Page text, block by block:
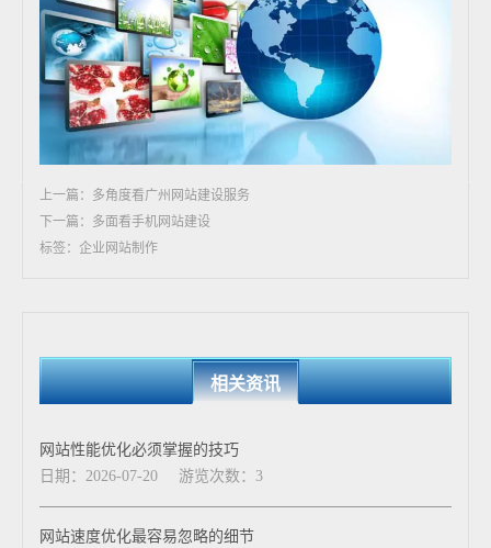
上一篇：多角度看广州网站建设服务
下一篇：多面看手机网站建设
标签：企业网站制作
相关资讯
网站性能优化必须掌握的技巧
日期：2026-07-20
游览次数：3
网站速度优化最容易忽略的细节